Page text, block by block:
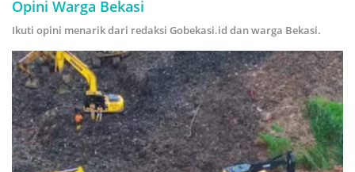
Opini Warga Bekasi
Ikuti opini menarik dari redaksi Gobekasi.id dan warga Bekasi.